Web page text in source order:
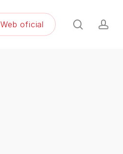
Web oficial search